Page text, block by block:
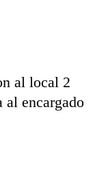
al local 2
al encargado